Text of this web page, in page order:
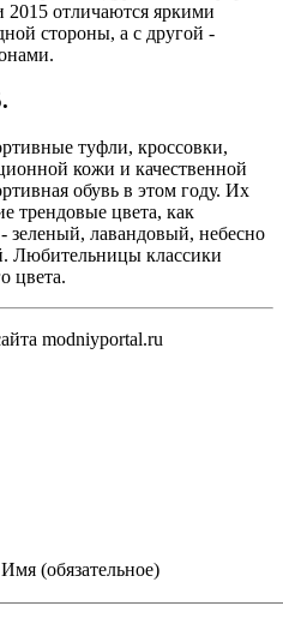
отличаются яркими
стороны, а с другой -
туфли, кроссовки,
кожи и качественной
обувь в этом году. Их
трендовые цвета, как
лавандовый, небесно
Любительницы классики
цвета.
modniyportal.ru
Имя (обязательное)